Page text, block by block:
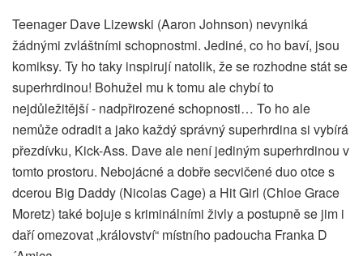
Teenager Dave Lizewski (Aaron Johnson) nevyniká
žádnými zvláštními schopnostmi. Jediné, co ho baví, jsou
komiksy. Ty ho taky inspirují natolik, že se rozhodne stát se
superhrdinou! Bohužel mu k tomu ale chybí to
nejdůležitější - nadpřirozené schopnosti… To ho ale
nemůže odradit a jako každý správný superhrdina si vybírá
přezdívku, Kick-Ass. Dave ale není jediným superhrdinou v
tomto prostoru. Nebojácné a dobře secvičené duo otce s
dcerou Big Daddy (Nicolas Cage) a Hit Girl (Chloe Grace
Moretz) také bojuje s kriminálními živly a postupně se jim i
daří omezovat „království“ místního padoucha Franka D